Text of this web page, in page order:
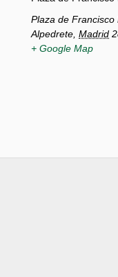
Plaza de Francisco
Alpedrete Madrid
+ Google Map